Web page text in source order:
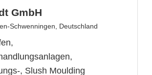
GmbH
Schwenningen, Deutschland
, Slush Moulding